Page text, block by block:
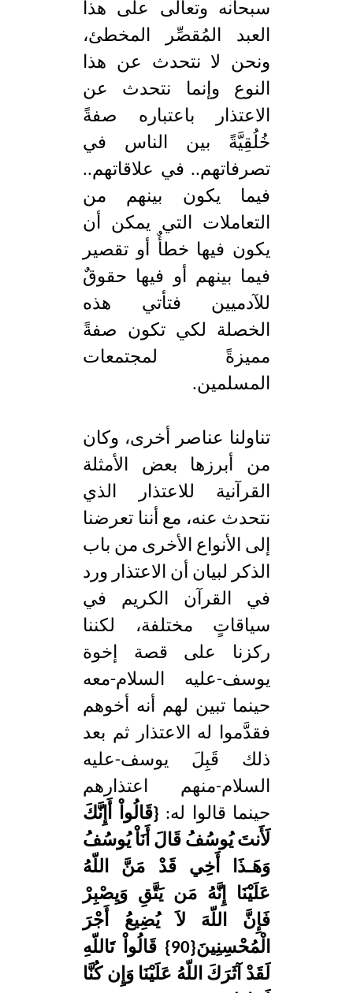
سبحانه وتعالى على هذا
العبد المُقصِّر المخطئ،
ونحن لا نتحدث عن هذا
النوع وإنما نتحدث عن
الاعتذار باعتباره صفةً
خُلُقِيَّةً بين الناس في
تصرفاتهم.. في علاقاتهم..
فيما يكون بينهم من
التعاملات التي يمكن أن
يكون فيها خطأٌ أو تقصير
فيما بينهم أو فيها حقوقٌ
للآدميين فتأتي هذه
الخصلة لكي تكون صفةً
مميزةً لمجتمعات
المسلمين.
تناولنا عناصر أخرى، وكان
من أبرزها بعض الأمثلة
القرآنية للاعتذار الذي
نتحدث عنه، مع أننا تعرضنا
إلى الأنواع الأخرى من باب
الذكر لبيان أن الاعتذار ورد
في القرآن الكريم في
سياقاتٍ مختلفة، لكننا
ركزنا على قصة إخوة
يوسف-عليه السلام-معه
حينما تبين لهم أنه أخوهم
فقدَّموا له الاعتذار ثم بعد
ذلك قَبِلَ يوسف-عليه
السلام-منهم اعتذارهم
حينما قالوا له: {قَالُواْ أَإِنَّكَ
لَأَنتَ يُوسُفُ قَالَ أَنَاْ يُوسُفُ
وَهَـذَا أَخِي قَدْ مَنَّ اللّهُ
عَلَيْنَا إِنَّهُ مَن يَتَّقِ وَيِصْبِرْ
فَإِنَّ اللّهَ لاَ يُضِيعُ أَجْرَ
الْمُحْسِنِينَ{90} قَالُواْ تَاللّهِ
لَقَدْ آثَرَكَ اللّهُ عَلَيْنَا وَإِن كُنَّا